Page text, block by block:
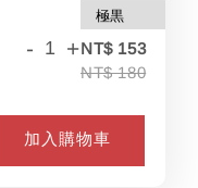
- +NT$ 153
NT$ 180
加入購物車